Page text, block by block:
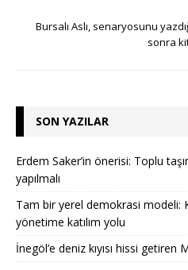
Bursalı Aslı, senaryosunu
sonra
SON YAZILAR
Erdem Saker’in önerisi: Toplu
yapılmalı
Tam bir yerel demokrasi modeli:
yönetime katılım yolu
İnegöl’e deniz kıyısı hissi getiren